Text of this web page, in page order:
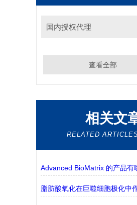
国内授权代理
查看全部
相关文
RELATED
Advanced BioMatrix 的产品有